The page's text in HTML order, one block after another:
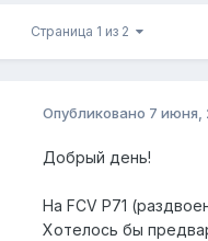
Страница 1 из 2
Опубликовано 7 июня,
Добрый день!
На FCV P71
Хотелось бы